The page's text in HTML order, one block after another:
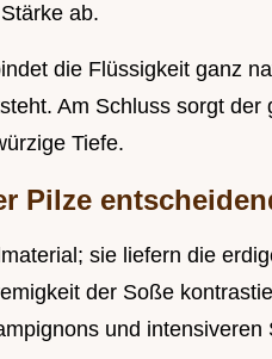
ab.
die Flüssigkeit ganz
Am Schluss sorgt
Tiefe.
Pilze
sie liefern die
der Soße
und